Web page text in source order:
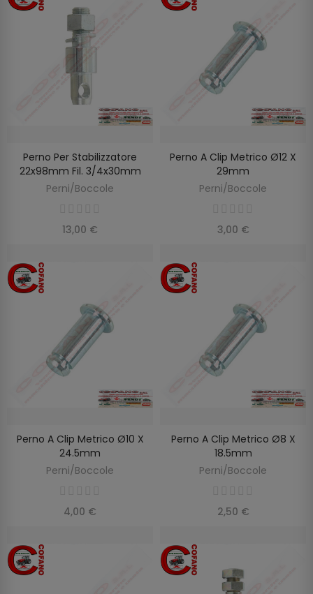
AGGIUNGI AL CARRELLO
Perno Per Stabilizzatore
22x98mm Fil. 3/4x30mm
Perni/Boccole
13,00 €
AGGIUNGI AL CARRELLO
Perno A Clip Metrico Ø12 X
29mm
Perni/Boccole
3,00 €
AGGIUNGI AL CARRELLO
Perno A Clip Metrico Ø10 X
24.5mm
Perni/Boccole
4,00 €
AGGIUNGI AL CARRELLO
Perno A Clip Metrico Ø8 X
18.5mm
Perni/Boccole
2,50 €